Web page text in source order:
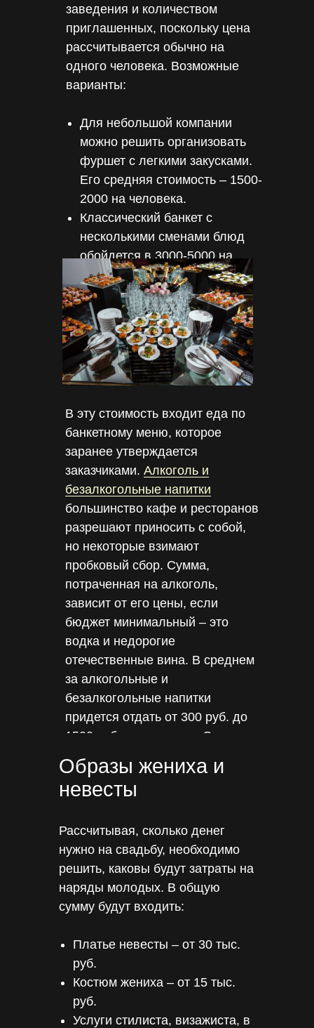
заведения и количеством
приглашенных, поскольку цена
рассчитывается обычно на
одного человека. Возможные
варианты:
Для небольшой компании
можно решить организовать
фуршет с легкими закусками.
Его средняя стоимость – 1500-
2000 на человека.
Классический банкет с
несколькими сменами блюд
обойдется в 3000-5000 на
каждого гостя.
В эту стоимость входит еда по
банкетному меню, которое
заранее утверждается
заказчиками. Алкоголь и
безалкогольные напитки
большинство кафе и ресторанов
разрешают приносить с собой,
но некоторые взимают
пробковый сбор. Сумма,
потраченная на алкоголь,
зависит от его цены, если
бюджет минимальный – это
водка и недорогие
отечественные вина. В среднем
за алкогольные и
безалкогольные напитки
придется отдать от 300 руб. до
1500 руб. на человека. Отдельно
стоит посчитать и стоимость
торта, который готовят на заказ
– от 10 000 руб.
Образы жениха и
невесты
Рассчитывая, сколько денег
нужно на свадьбу, необходимо
решить, каковы будут затраты на
наряды молодых. В общую
сумму будут входить:
Платье невесты – от 30 тыс.
руб.
Костюм жениха – от 15 тыс.
руб.
Услуги стилиста, визажиста, в